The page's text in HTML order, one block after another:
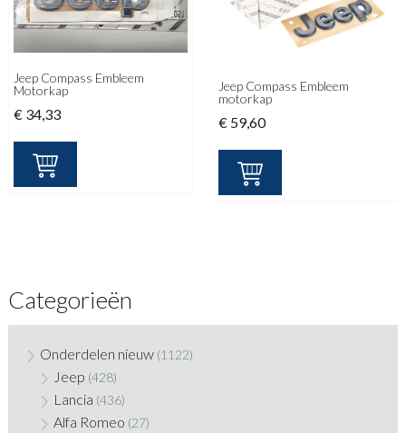
Jeep Compass Embleem
Motorkap
€ 34,33
Jeep Compass Embleem
motorkap
€ 59,60
Categorieën
Onderdelen nieuw (1122)
Jeep (428)
Lancia (436)
Alfa Romeo (27)